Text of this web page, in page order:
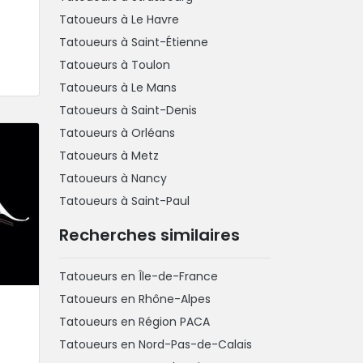
Tatoueurs à Le Havre
Tatoueurs à Saint-Étienne
Tatoueurs à Toulon
Tatoueurs à Le Mans
Tatoueurs à Saint-Denis
Tatoueurs à Orléans
Tatoueurs à Metz
Tatoueurs à Nancy
Tatoueurs à Saint-Paul
Recherches similaires
Tatoueurs en Île-de-France
Tatoueurs en Rhône-Alpes
Tatoueurs en Région PACA
Tatoueurs en Nord-Pas-de-Calais